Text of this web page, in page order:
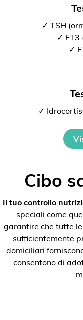
✓ TSH
✓ FT3
✓
✓
Cibo
Il tuo controllo
speciali come
garantire che tutte
sufficientemente
domiciliari
consentono di